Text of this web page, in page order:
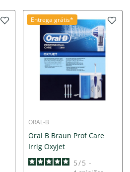
Entrega grátis*
ORAL-B
Oral B Braun Prof Care
Irrig Oxyjet
5/ 5 -